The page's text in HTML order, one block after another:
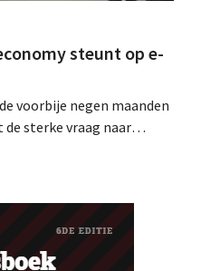
steunt op e-
voorbije negen maanden
sterke vraag naar